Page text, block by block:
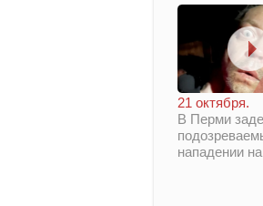
21 октября.
В Перми
нападении